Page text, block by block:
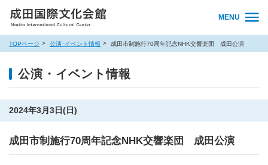
MENU
TOPページ 公演･イベント情報 成田市制施行70周年記念NHK交響楽団 成田公演
公演・イベント情報
2024年3月3日(日)
成田市制施行70周年記念NHK交響楽団 成田公演